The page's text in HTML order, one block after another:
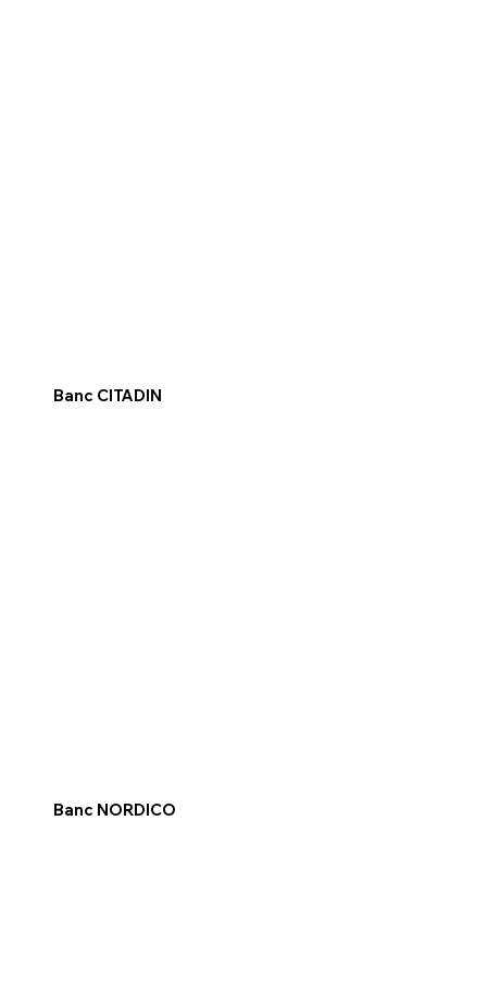
Banc CITADIN
Banc NORDICO